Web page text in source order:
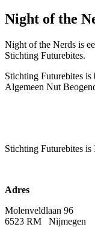
Night of the
Night of the Nerds is
Stichting Futurebites.
Stichting Futurebites is
Algemeen Nut
Stichting Futurebites is
Adres
Molenveldlaan 96
6523 RM Nijmegen